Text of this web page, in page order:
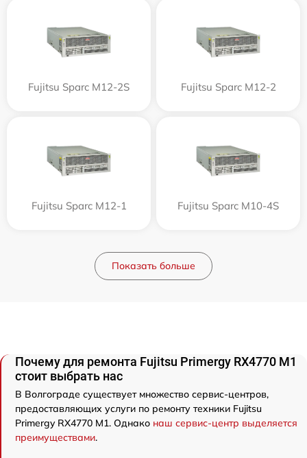
Fujitsu Sparc M12-2S Fujitsu Sparc M12-2
Fujitsu Sparc M12-1 Fujitsu Sparc M10-4S
Показать больше
Почему для ремонта Fujitsu Primergy RX4770 M1
стоит выбрать нас
В Волгограде существует множество сервис-центров,
предоставляющих услуги по ремонту техники Fujitsu
Primergy RX4770 M1. Однако наш сервис-центр выделяется
преимуществами.